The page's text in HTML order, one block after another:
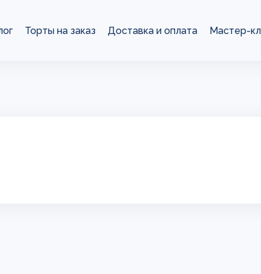
Торты на заказ Доставка и оплата Мастер-